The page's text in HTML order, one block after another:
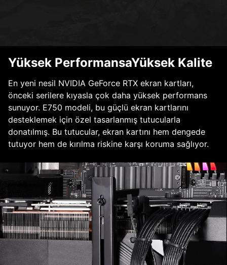
Yüksek PerformansaYüksek Kalite
En yeni nesil NVIDIA GeForce RTX ekran kartları,
önceki serilere kıyasla çok daha yüksek performans
sunuyor. E750 modeli, bu güçlü ekran kartlarını
desteklemek için özel tasarlanmış tutucularla
donatılmış. Bu tutucular, ekran kartını hem dengede
tutuyor hem de kırılma riskine karşı koruma sağlıyor.